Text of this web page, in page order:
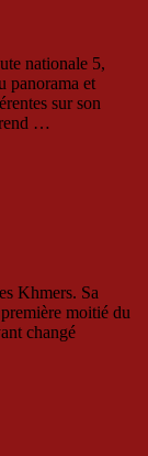
nationale 5,
panorama et
sur son
…
Khmers. Sa
moitié du
changé